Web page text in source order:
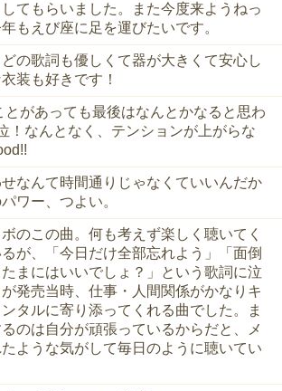
てもらいました。また今度来ようねっ
もえび座に足を運びたいです。
の歌詞も優しくて器が大きくて安心し
装も好きです！
があっても最後はなんとかなると思わ
！なんとなく、テンションが上がらな
せなんて時間通りじゃなくていいんだか
ワー、つよい。
のこの曲。何も考えず楽しく聴いてく
が、「今日だけ全部忘れよう」「面倒
まにはいいでしょ？」という歌詞に泣
発売当時、仕事・人間関係がかなりキ
タルに寄り添ってくれる曲でした。ま
のは自分が頑張っているからだと、メ
ような気がして毎日のように聴いてい